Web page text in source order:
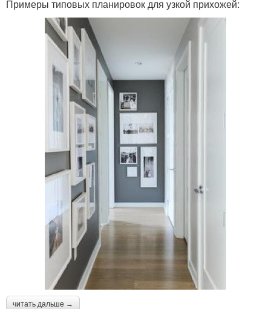
Примеры типовых планировок для узкой прихожей:
читать дальше →